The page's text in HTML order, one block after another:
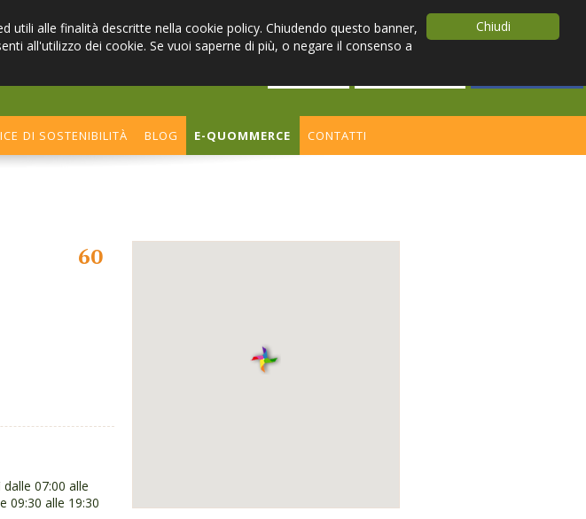
Chiudi
alle finalità descritte nella cookie policy. Chiudendo questo banner,
all'utilizzo dei cookie. Se vuoi saperne di più, o negare il consenso a
DI SOSTENIBILITÀ BLOG E-QUOMMERCE CONTATTI
60
07:00 alle
09:30 alle 19:30